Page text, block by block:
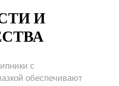
И
с
обеспечивают